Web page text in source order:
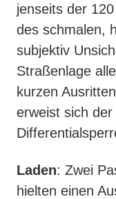
jenseits der
des schmalen,
subjektiv
Straßenlage
kurzen
erweist sich
Laden: Zwei
hielten einen